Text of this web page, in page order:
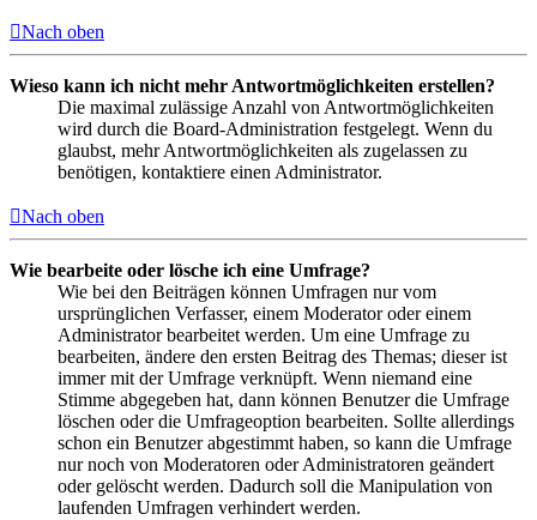
Nach oben
Wieso kann ich nicht mehr Antwortmöglichkeiten erstellen?
Die maximal zulässige Anzahl von Antwortmöglichkeiten
wird durch die Board-Administration festgelegt. Wenn du
glaubst, mehr Antwortmöglichkeiten als zugelassen zu
benötigen, kontaktiere einen Administrator.
Nach oben
Wie bearbeite oder lösche ich eine Umfrage?
Wie bei den Beiträgen können Umfragen nur vom
ursprünglichen Verfasser, einem Moderator oder einem
Administrator bearbeitet werden. Um eine Umfrage zu
bearbeiten, ändere den ersten Beitrag des Themas; dieser ist
immer mit der Umfrage verknüpft. Wenn niemand eine
Stimme abgegeben hat, dann können Benutzer die Umfrage
löschen oder die Umfrageoption bearbeiten. Sollte allerdings
schon ein Benutzer abgestimmt haben, so kann die Umfrage
nur noch von Moderatoren oder Administratoren geändert
oder gelöscht werden. Dadurch soll die Manipulation von
laufenden Umfragen verhindert werden.